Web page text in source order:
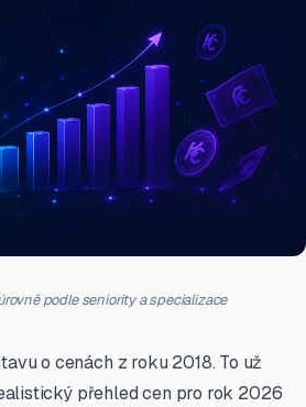
podle seniority a specializace
o cenách z roku 2018. To už
přehled cen pro rok 2026